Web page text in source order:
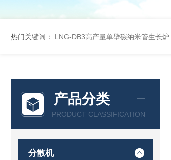
热门关键词： LNG-DB3高产量单壁碳纳米管生长炉
产品分类
PRODUCT CLASSIFICATION
分散机